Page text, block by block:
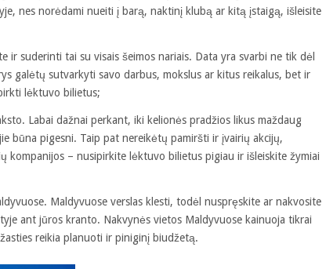
nes norėdami nueiti į barą, naktinį klubą ar kitą įstaigą, išleisite
ir suderinti tai su visais šeimos nariais. Data yra svarbi ne tik dėl
galėtų sutvarkyti savo darbus, mokslus ar kitus reikalus, bet ir
lėktuvo bilietus;
Labai dažnai perkant, iki kelionės pradžios likus maždaug
būna pigesni. Taip pat nereikėtų pamiršti ir įvairių akcijų,
kompanijos – nusipirkite lėktuvo bilietus pigiau ir išleiskite žymiai
Maldyvuose verslas klesti, todėl nuspręskite ar nakvosite
ant jūros kranto. Nakvynės vietos Maldyvuose kainuoja tikrai
reikia planuoti ir piniginį biudžetą.